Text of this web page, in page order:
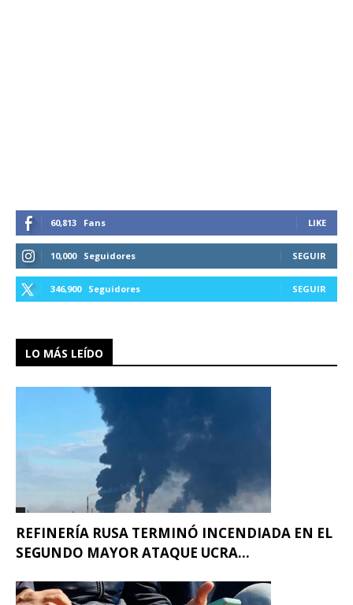
60,813 Fans LIKE
10,000 Seguidores SEGUIR
346,900 Seguidores SEGUIR
LO MÁS LEÍDO
REFINERÍA RUSA TERMINÓ INCENDIADA EN EL
SEGUNDO MAYOR ATAQUE UCRA...